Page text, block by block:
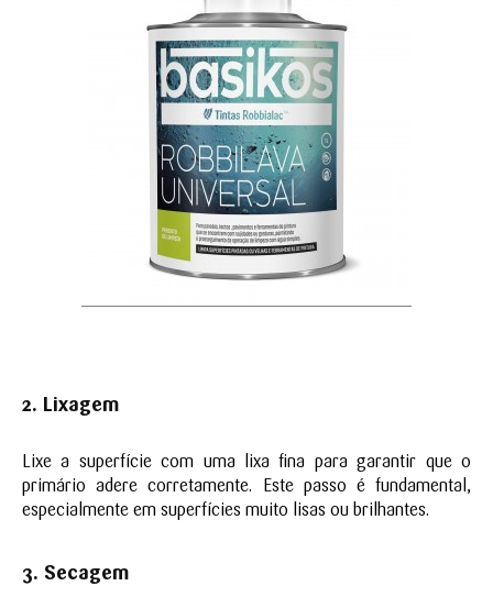
2. Lixagem
Lixe a superfície com uma lixa fina para garantir que o
primário adere corretamente. Este passo é fundamental,
especialmente em superfícies muito lisas ou brilhantes.
3. Secagem